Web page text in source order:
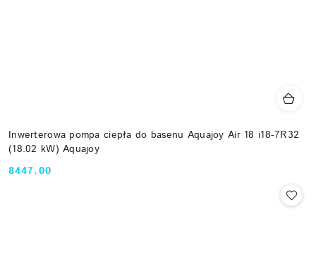
Inwerterowa pompa ciepła do basenu Aquajoy Air 18 i18-7R32
(18.02 kW) Aquajoy
Cena:
8447.00